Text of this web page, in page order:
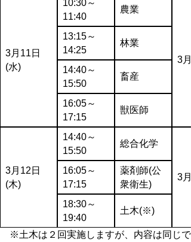
3月11日
(水)
10:30～
11:40
農業
3
13:15～
14:25
林業
14:40～
15:50
畜産
16:05～
17:15
獣医師
3月12日
(木)
14:40～
15:50
総合化学
3
16:05～
17:15
薬剤師(公
衆衛生)
18:30～
19:40
土木(※)
※土木は２回実施しますが、内容は同じで